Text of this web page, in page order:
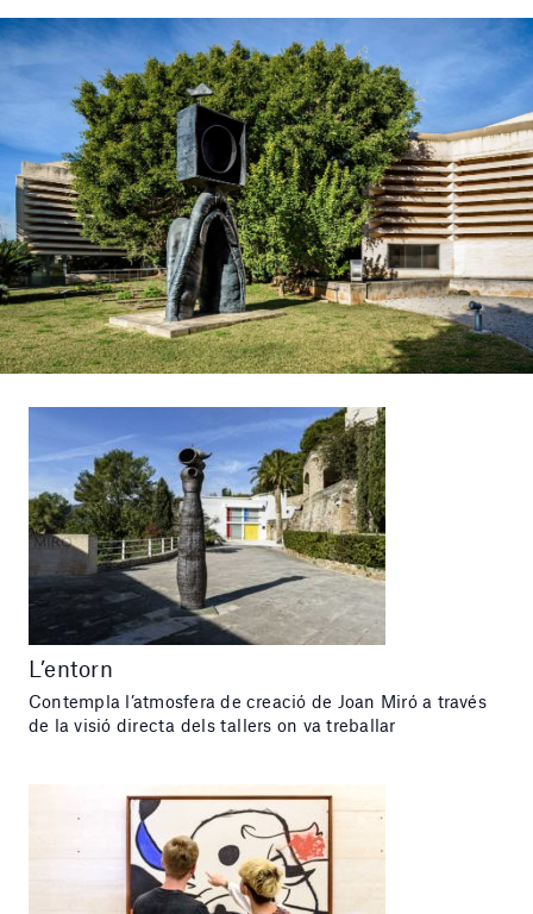
L’entorn
Contempla l’atmosfera de creació de Joan Miró a través
de la visió directa dels tallers on va treballar